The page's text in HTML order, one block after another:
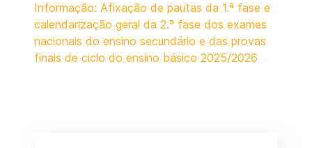
Informação: Afixação de pautas da 1.ª fase e
calendarização geral da 2.ª fase dos exames
nacionais do ensino secundário e das provas
finais de ciclo do ensino básico 2025/2026